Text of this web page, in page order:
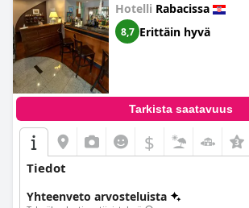
Hotelli Rabacissa
8,7 Erittäin hyvä
Tarkista saatavuus
$
Tiedot
Yhteenveto arvosteluista